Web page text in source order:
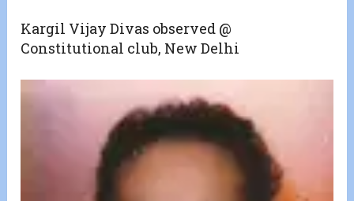
Kargil Vijay Divas observed @
Constitutional club, New Delhi